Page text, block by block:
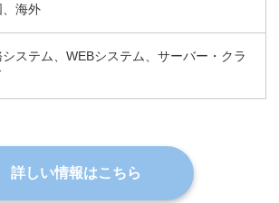
、海外
ステム、WEBシステム、サーバー・クラ
詳しい情報はこちら